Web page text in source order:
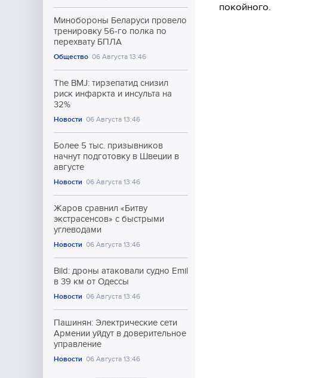
Минобороны Беларуси провело
тренировку 56-го полка по
перехвату БПЛА
Общество 06 Августа 13:46
The BMJ: тирзепатид снизил
риск инфаркта и инсульта на
32%
Новости 06 Августа 13:46
Более 5 тыс. призывников
начнут подготовку в Швеции в
августе
Новости 06 Августа 13:46
Жаров сравнил «Битву
экстрасенсов» с быстрыми
углеводами
Новости 06 Августа 13:46
Bild: дроны атаковали судно Emil
в 39 км от Одессы
Новости 06 Августа 13:46
Пашинян: Электрические сети
Армении уйдут в доверительное
управление
Новости 06 Августа 13:46
покойного.